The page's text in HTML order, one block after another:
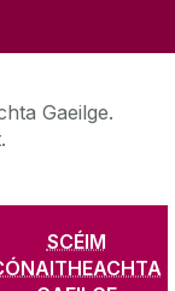
SCÉIM
Gaeilge.